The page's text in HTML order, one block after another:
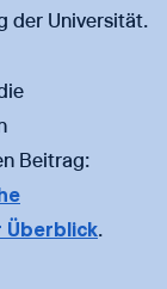
der Universität.
Beitrag:
Überblick.